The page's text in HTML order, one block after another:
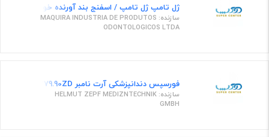
ژل تامپ ژل تامپ / اسفنج بند آورنده خونریزی 40 عددی
سازنده: MAQUIRA INDUSTRIA DE PRODUTOS
ODONTOLOGICOS LTDA
فورسپس دندانپزشکی آرت نامبر 12.279.90ZD
سازنده: HELMUT ZEPF MEDIZNTECHNIK
GMBH